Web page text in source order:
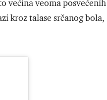
većina veoma posvećenih
kroz talase srčanog bola,